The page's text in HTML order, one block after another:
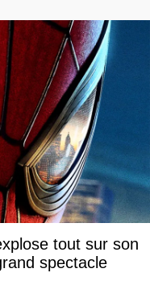
tout sur son
spectacle